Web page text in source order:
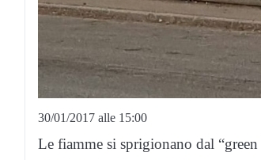
30/01/2017 alle 15:00
Le fiamme si sprigionano dal